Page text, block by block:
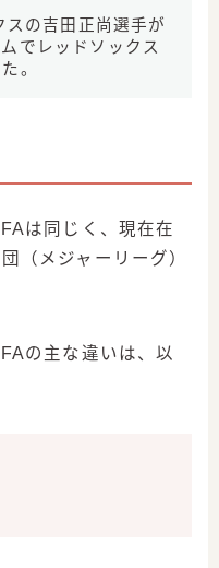
の吉田正尚選手が
でレッドソックス
。
は同じく、現在在
（メジャーリーグ）
の主な違いは、以